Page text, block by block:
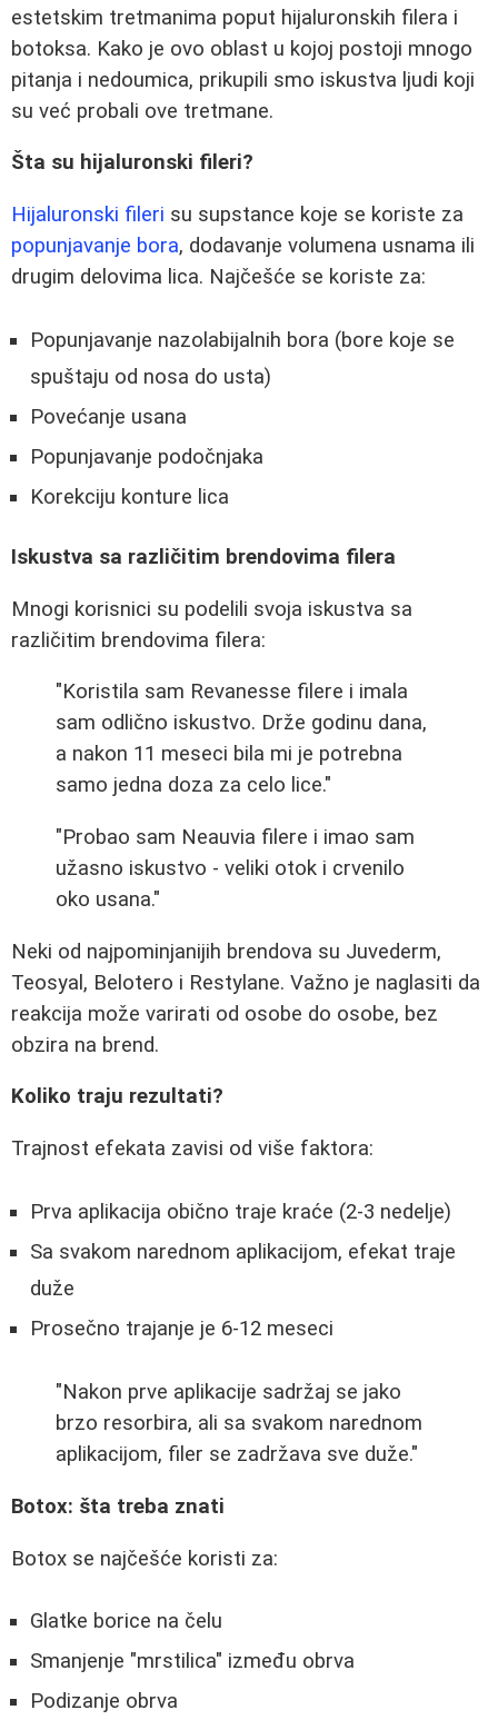
estetskim tretmanima poput hijaluronskih filera i
botoksa. Kako je ovo oblast u kojoj postoji mnogo
pitanja i nedoumica, prikupili smo iskustva ljudi koji
su već probali ove tretmane.
Šta su hijaluronski fileri?
Hijaluronski fileri su supstance koje se koriste za
popunjavanje bora, dodavanje volumena usnama ili
drugim delovima lica. Najčešće se koriste za:
Popunjavanje nazolabijalnih bora (bore koje se
spuštaju od nosa do usta)
Povećanje usana
Popunjavanje podočnjaka
Korekciju konture lica
Iskustva sa različitim brendovima filera
Mnogi korisnici su podelili svoja iskustva sa
različitim brendovima filera:
"Koristila sam Revanesse filere i imala
sam odlično iskustvo. Drže godinu dana,
a nakon 11 meseci bila mi je potrebna
samo jedna doza za celo lice."
"Probao sam Neauvia filere i imao sam
užasno iskustvo - veliki otok i crvenilo
oko usana."
Neki od najpominjanijih brendova su Juvederm,
Teosyal, Belotero i Restylane. Važno je naglasiti da
reakcija može varirati od osobe do osobe, bez
obzira na brend.
Koliko traju rezultati?
Trajnost efekata zavisi od više faktora:
Prva aplikacija obično traje kraće (2-3 nedelje)
Sa svakom narednom aplikacijom, efekat traje
duže
Prosečno trajanje je 6-12 meseci
"Nakon prve aplikacije sadržaj se jako
brzo resorbira, ali sa svakom narednom
aplikacijom, filer se zadržava sve duže."
Botox: šta treba znati
Botox se najčešće koristi za:
Glatke borice na čelu
Smanjenje "mrstilica" između obrva
Podizanje obrva